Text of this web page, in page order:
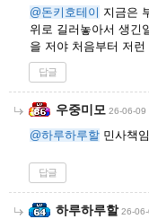
@돈키호테이 지금은
위로 길러놓아서 생긴
을 저야 처음부터 저
답글
우중미모 26-06-09
@하루하루할 민사책
답글
하루하루할 26-